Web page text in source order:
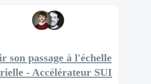
son passage à l'échelle
- Accélérateur SUI